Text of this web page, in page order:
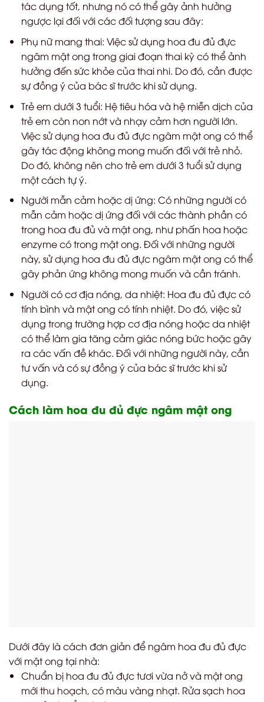
tác dụng tốt, nhưng nó có thể gây ảnh hưởng
ngược lại đối với các đối tượng sau đây:
Phụ nữ mang thai: Việc sử dụng hoa đu đủ đực
ngâm mật ong trong giai đoạn thai kỳ có thể ảnh
hưởng đến sức khỏe của thai nhi. Do đó, cần được
sự đồng ý của bác sĩ trước khi sử dụng.
Trẻ em dưới 3 tuổi: Hệ tiêu hóa và hệ miễn dịch của
trẻ em còn non nớt và nhạy cảm hơn người lớn.
Việc sử dụng hoa đu đủ đực ngâm mật ong có thể
gây tác động không mong muốn đối với trẻ nhỏ.
Do đó, không nên cho trẻ em dưới 3 tuổi sử dụng
một cách tự ý.
Người mẫn cảm hoặc dị ứng: Có những người có
mẫn cảm hoặc dị ứng đối với các thành phần có
trong hoa đu đủ và mật ong, như phấn hoa hoặc
enzyme có trong mật ong. Đối với những người
này, sử dụng hoa đu đủ đực ngâm mật ong có thể
gây phản ứng không mong muốn và cần tránh.
Người có cơ địa nóng, da nhiệt: Hoa đu đủ đực có
tính bình và mật ong có tính nhiệt. Do đó, việc sử
dụng trong trường hợp cơ địa nóng hoặc da nhiệt
có thể làm gia tăng cảm giác nóng bức hoặc gây
ra các vấn đề khác. Đối với những người này, cần
tư vấn và có sự đồng ý của bác sĩ trước khi sử
dụng.
Cách làm hoa đu đủ đực ngâm mật ong
Dưới đây là cách đơn giản để ngâm hoa đu đủ đực
với mật ong tại nhà:
Chuẩn bị hoa đu đủ đực tươi vừa nở và mật ong
mới thu hoạch, có màu vàng nhạt. Rửa sạch hoa